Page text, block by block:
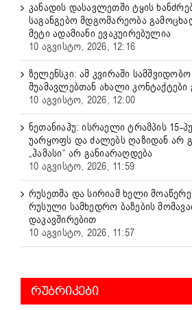
კანადის დასავლეთში ტყის
საგანგებო მდგომარეობა
მეტი ადამიანი ევაკუირებულია
10 აგვისტო, 2026, 12:16
ზელენსკი: ამ კვირაში
შუამავლებთან ახალი კონტაქტები
10 აგვისტო, 2026, 12:00
ნეთანიაჰუ: ისრაელი ტრამპის 15-
უარყოფს და ძალებს ღაზიდან არ
„ჰამასი“ არ განიარაღდება
10 აგვისტო, 2026, 11:59
რუსეთმა და სირიამ ხელი
რუსული სამხედრო ბაზების
დაკავშირებით
10 აგვისტო, 2026, 11:57
ᲠᲣᲑᲠᲘᲙᲔᲑᲘ